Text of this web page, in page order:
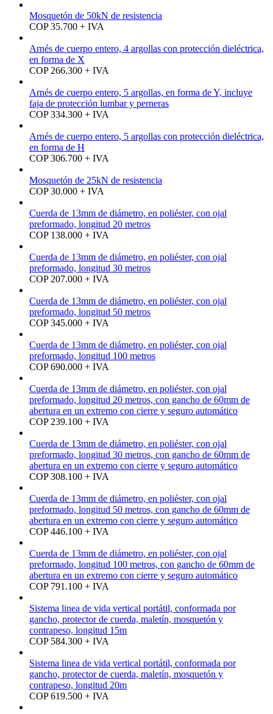
Mosquetón de 50kN de resistencia
COP 35.700 + IVA
Arnés de cuerpo entero, 4 argollas con protección dieléctrica,
en forma de X
COP 266.300 + IVA
Arnés de cuerpo entero, 5 argollas, en forma de Y, incluye
faja de protección lumbar y perneras
COP 334.300 + IVA
Arnés de cuerpo entero, 5 argollas con protección dieléctrica,
en forma de H
COP 306.700 + IVA
Mosquetón de 25kN de resistencia
COP 30.000 + IVA
Cuerda de 13mm de diámetro, en poliéster, con ojal
preformado, longitud 20 metros
COP 138.000 + IVA
Cuerda de 13mm de diámetro, en poliéster, con ojal
preformado, longitud 30 metros
COP 207.000 + IVA
Cuerda de 13mm de diámetro, en poliéster, con ojal
preformado, longitud 50 metros
COP 345.000 + IVA
Cuerda de 13mm de diámetro, en poliéster, con ojal
preformado, longitud 100 metros
COP 690.000 + IVA
Cuerda de 13mm de diámetro, en poliéster, con ojal
preformado, longitud 20 metros, con gancho de 60mm de
abertura en un extremo con cierre y seguro automático
COP 239.100 + IVA
Cuerda de 13mm de diámetro, en poliéster, con ojal
preformado, longitud 30 metros, con gancho de 60mm de
abertura en un extremo con cierre y seguro automático
COP 308.100 + IVA
Cuerda de 13mm de diámetro, en poliéster, con ojal
preformado, longitud 50 metros, con gancho de 60mm de
abertura en un extremo con cierre y seguro automático
COP 446.100 + IVA
Cuerda de 13mm de diámetro, en poliéster, con ojal
preformado, longitud 100 metros, con gancho de 60mm de
abertura en un extremo con cierre y seguro automático
COP 791.100 + IVA
Sistema linea de vida vertical portátil, conformada por
gancho, protector de cuerda, maletín, mosquetón y
contrapeso, longitud 15m
COP 584.300 + IVA
Sistema linea de vida vertical portátil, conformada por
gancho, protector de cuerda, maletín, mosquetón y
contrapeso, longitud 20m
COP 619.500 + IVA